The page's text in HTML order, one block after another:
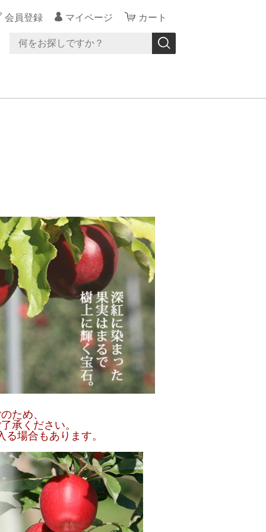
会員登録 マイページ カート
ため、
承ください。
場合もあります。